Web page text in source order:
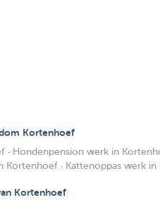
Kortenhoef
· Hondenpension werk in
Kortenhoef · Kattenoppas werk
Kortenhoef